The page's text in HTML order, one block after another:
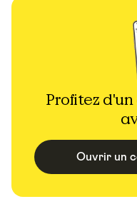
Profitez
Ouvrir un